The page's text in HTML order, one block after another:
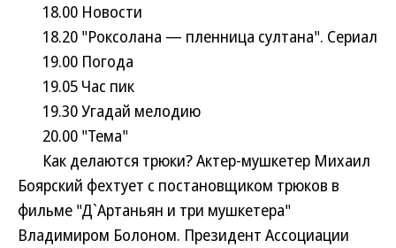
18.00 Новости
18.20 "Роксолана — пленница султана". Сериал
19.00 Погода
19.05 Час пик
19.30 Угадай мелодию
20.00 "Тема"
Как делаются трюки? Актер-мушкетер Михаил
Боярский фехтует с постановщиком трюков в
фильме "Д`Артаньян и три мушкетера"
Владимиром Болоном. Президент Ассоциации